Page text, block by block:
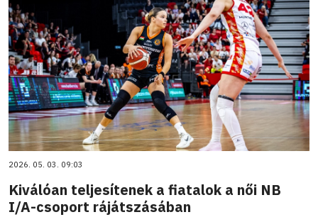
2026. 05. 03. 09:03
Kiválóan teljesítenek a fiatalok a női NB
I/A-csoport rájátszásában